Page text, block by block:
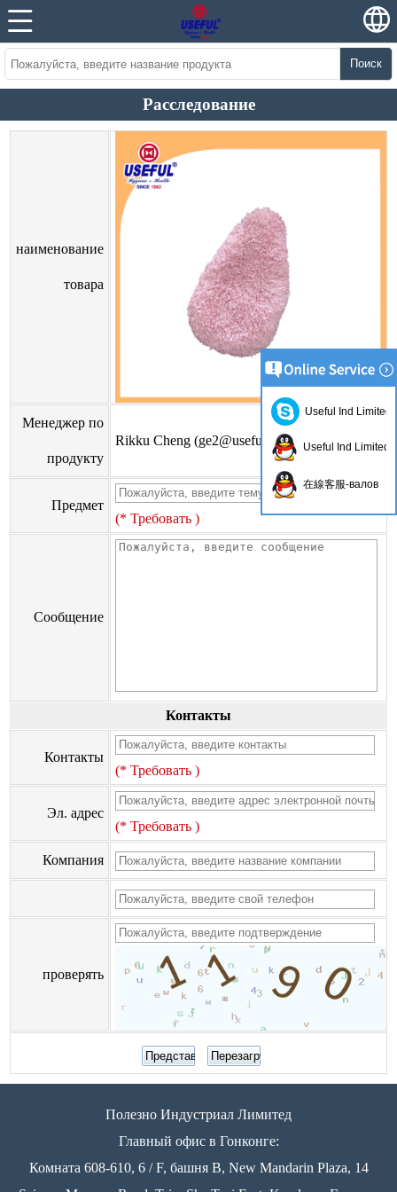
Поиск
Расследование
наименование
товара
Менеджер по
продукту
Rikku Cheng (ge2@usefulhk.com )
Предмет
(* Требовать )
Сообщение
Контакты
Контакты
(* Требовать )
Эл. адрес
(* Требовать )
Компания
проверять
Полезно Индустриал Лимитед
Главный офис в Гонконге:
Комната 608-610, 6 / F, башня B, New Mandarin Plaza, 14
Useful Ind Limited
Useful Ind Limited
在線客服-валов